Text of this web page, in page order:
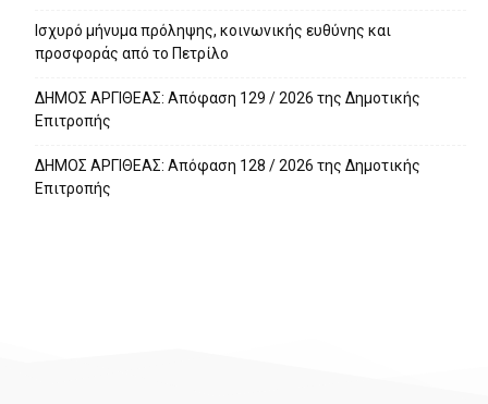
Ισχυρό μήνυμα πρόληψης, κοινωνικής ευθύνης και
προσφοράς από το Πετρίλο
ΔΗΜΟΣ ΑΡΓΙΘΕΑΣ: Απόφαση 129 / 2026 της Δημοτικής
Επιτροπής
ΔΗΜΟΣ ΑΡΓΙΘΕΑΣ: Απόφαση 128 / 2026 της Δημοτικής
Επιτροπής